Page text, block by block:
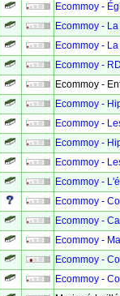
Ecommoy -
Ecommoy -
Ecommoy -
Ecommoy -
Ecommoy -
Ecommoy -
Ecommoy -
Ecommoy -
Ecommoy -
Ecommoy -
Ecommoy -
Ecommoy -
Ecommoy -
Ecommoy -
Ecommoy -